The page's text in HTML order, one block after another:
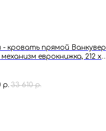
- кровать прямой Ванкувер
еврокнижка, 212 х
р. 33 610 р.